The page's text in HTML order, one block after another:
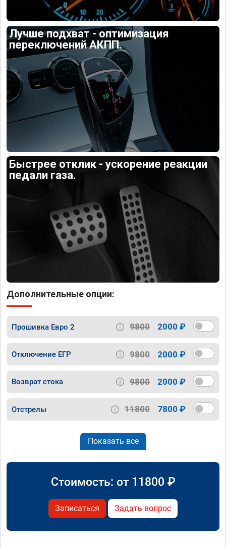
Лучше подхват - оптимизация
переключений АКПП.
Быстрее отклик - ускорение реакции
педали газа.
Дополнительные опции:
Прошивка Евро 2 9800 2000 ₽
Отключение ЕГР 9800 2000 ₽
Возврат стока 9800 2000 ₽
Отстрелы 11800 7800 ₽
Показать все
Стоимость: от 11800 ₽
Записаться Задать вопрос